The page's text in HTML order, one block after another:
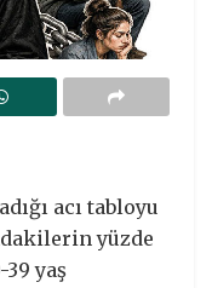
acı tabloyu
yüzde
yaş